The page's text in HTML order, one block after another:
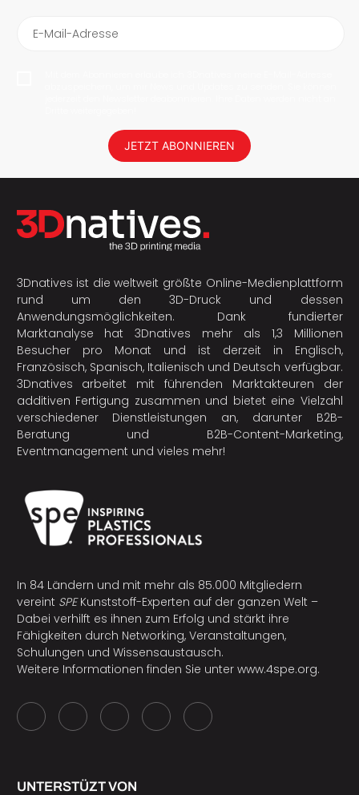
E-Mail-Adresse
JETZT ABONNIEREN
3Dnatives ist die weltweit größte Online-Medienplattform
rund um den 3D-Druck und dessen
Anwendungsmöglichkeiten. Dank fundierter
Marktanalyse hat 3Dnatives mehr als 1,3 Millionen
Besucher pro Monat und ist derzeit in Englisch,
Französisch, Spanisch, Italienisch und Deutsch verfügbar.
3Dnatives arbeitet mit führenden Marktakteuren der
additiven Fertigung zusammen und bietet eine Vielzahl
verschiedener Dienstleistungen an, darunter B2B-
Beratung und B2B-Content-Marketing,
Eventmanagement und vieles mehr!
In 84 Ländern und mit mehr als 85.000 Mitgliedern
vereint SPEKunststoff-Experten auf der ganzen Welt –
Dabei verhilft es ihnen zum Erfolg und stärkt ihre
Fähigkeiten durch Networking, Veranstaltungen,
Schulungen und Wissensaustausch.
Weitere Informationen finden Sie unter www.4spe.org.
UNTERSTÜZT VON